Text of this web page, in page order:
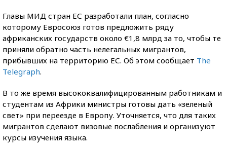
Главы МИД стран ЕС разработали план, согласно
которому Евросоюз готов предложить ряду
африканских государств около €1,8 млрд за то, чтобы те
приняли обратно часть нелегальных мигрантов,
прибывших на территорию ЕС. Об этом сообщает The
Telegraph.
В то же время высококвалифицированным работникам и
студентам из Африки министры готовы дать «зеленый
свет» при переезде в Европу. Уточняется, что для таких
мигрантов сделают визовые послабления и организуют
курсы изучения языка.